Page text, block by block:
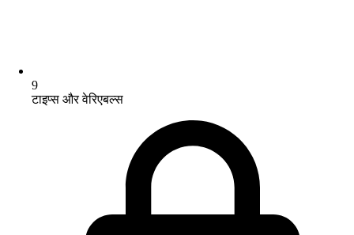
9
टाइप्स और वेरिएबल्स